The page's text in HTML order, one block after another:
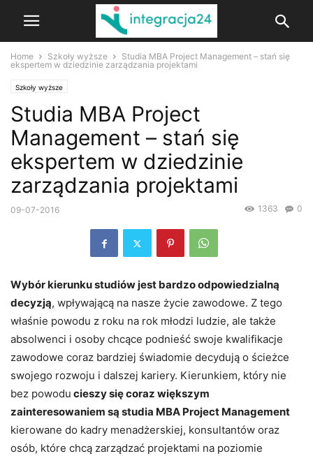
Home Szkoły wyższe
Studia MBA Project Management – stań się
ekspertem w dziedzinie zarządzania projektami
Szkoły wyższe
Studia MBA Project
Management – stań się
ekspertem w dziedzinie
zarządzania projektami
09-07-2016 0
1363
Wybór kierunku studiów jest bardzo odpowiedzialną
decyzją, wpływającą na nasze życie zawodowe. Z tego
właśnie powodu z roku na rok młodzi ludzie, ale także
absolwenci i osoby chcące podnieść swoje kwalifikacje
zawodowe coraz bardziej świadomie decydują o ścieżce
swojego rozwoju i dalszej kariery. Kierunkiem, który nie
bez powodu cieszy się coraz większym
zainteresowaniem są studia MBA Project Management
kierowane do kadry menadżerskiej, konsultantów oraz
osób, które chcą zarządzać projektami na poziomie